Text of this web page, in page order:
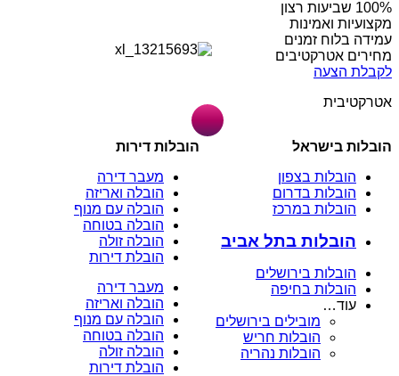
מקצועיות ואמינות
עמידה בלוח זמנים
מחירים אטרקטיבים
לקבלת הצעה
אטרקטיבית
הובלות בישראל
הובלות בצפון
הובלות בדרום
הובלות במרכז
הובלות בתל אביב
הובלות בירושלים
הובלות בחיפה
עוד…
מובילים בירושלים
הובלות חריש
הובלות נהריה
הובלות דירות
מעבר דירה
הובלה ואריזה
הובלה עם מנוף
הובלה בטוחה
הובלה זולה
הובלת דירות
מעבר דירה
הובלה ואריזה
הובלה עם מנוף
הובלה בטוחה
הובלה זולה
הובלת דירות